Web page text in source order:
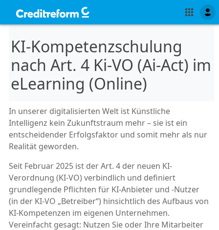
KI-Kompetenzschulung
nach Art. 4 Ki-VO (Ai-Act) im
eLearning (Online)
In unserer digitalisierten Welt ist Künstliche
Intelligenz kein Zukunftstraum mehr – sie ist ein
entscheidender Erfolgsfaktor und somit mehr als nur
Realität geworden.
Seit Februar 2025 ist der Art. 4 der neuen KI-
Verordnung (KI-VO) verbindlich und definiert
grundlegende Pflichten für KI-Anbieter und -Nutzer
(in der KI-VO „Betreiber“) hinsichtlich des Aufbaus von
KI-Kompetenzen im eigenen Unternehmen.
Vereinfacht gesagt: Nutzen Sie oder Ihre Mitarbeiter